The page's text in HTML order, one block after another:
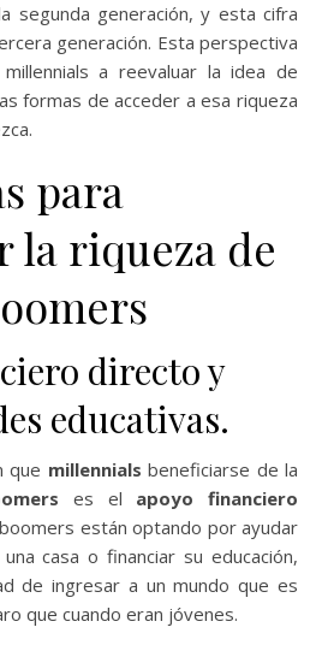
segunda generación, y esta cifra
generación. Esta perspectiva
a reevaluar la idea de
formas de acceder a esa riqueza
para
la riqueza de
directo y
educativas.
que millennials beneficiarse de la
es el apoyo financiero
están optando por ayudar
casa o financiar su educación,
de ingresar a un mundo que es
que cuando eran jóvenes.